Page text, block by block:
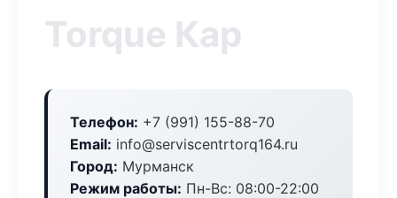
Torque Кар
Телефон: +7 (991) 155-88-70
Email: info@serviscentrtorq164.ru
Город: Мурманск
Режим работы: Пн-Вс: 08:00-22:00